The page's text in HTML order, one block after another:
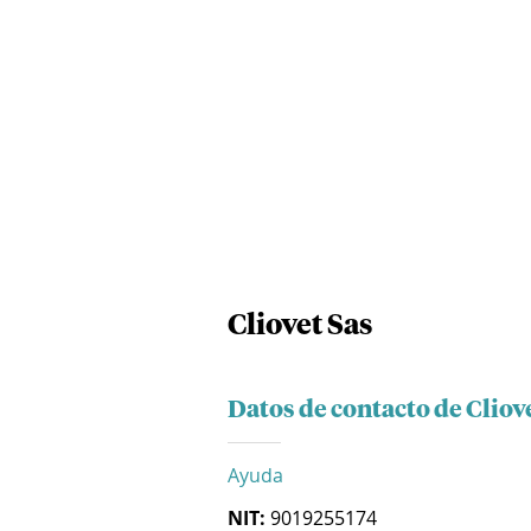
Cliovet Sas
Datos de contacto de
Ayuda
NIT: 9019255174